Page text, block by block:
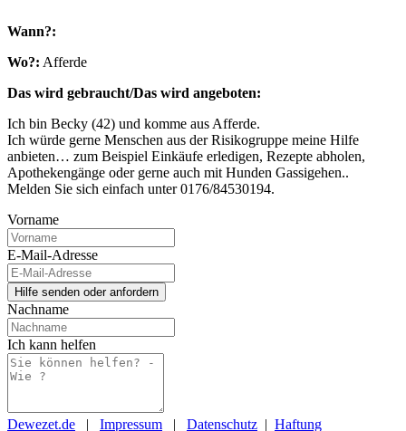
Wann?:
Wo?: Afferde
Das wird gebraucht/Das wird angeboten:
Ich bin Becky (42) und komme aus Afferde.
Ich würde gerne Menschen aus der Risikogruppe meine Hilfe
anbieten… zum Beispiel Einkäufe erledigen, Rezepte abholen,
Apothekengänge oder gerne auch mit Hunden Gassigehen..
Melden Sie sich einfach unter 0176/84530194.
Vorname
E-Mail-Adresse
Nachname
Ich kann helfen
Dewezet.de | Impressum | Datenschutz | Haftung